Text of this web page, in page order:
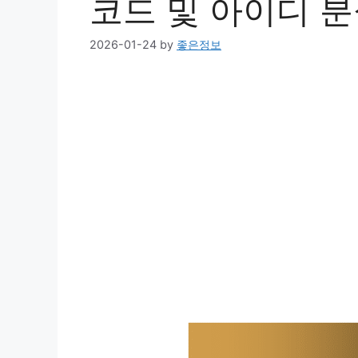
코드 및 아이디
2026-01-24 by 좋은정보